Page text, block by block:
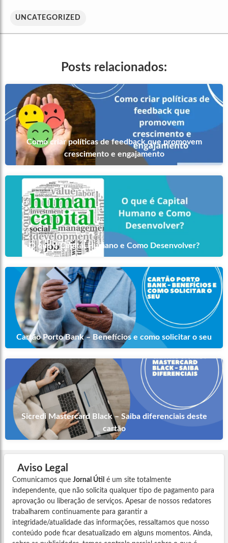
UNCATEGORIZED
Posts relacionados:
Como criar políticas de feedback que promovem
crescimento e engajamento
O que é Capital Humano e Como Desenvolver?
Cartão Porto Bank – Benefícios e como solicitar o seu
Sicredi Mastercard Black – Saiba diferenciais deste
cartão
Aviso Legal
Comunicamos que Jornal Útil é um site totalmente
independente, que não solicita qualquer tipo de pagamento para
aprovação ou liberação de serviços. Apesar de nossos redatores
trabalharem continuamente para garantir a
integridade/atualidade das informações, ressaltamos que nosso
conteúdo pode ficar desatualizado em alguns momentos. Ainda,